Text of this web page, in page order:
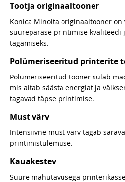
Tootja originaaltooner
Konica Minolta originaaltooner
suurepärase printimise kvaliteedi
tagamiseks.
Polümeriseeritud printerite
Polümeriseeritud tooner sulab
mis aitab säästa energiat ja
tagavad täpse printimise.
Must värv
Intensiivne must värv tagab
printimistulemuse.
Kauakestev
Suure mahutavusega